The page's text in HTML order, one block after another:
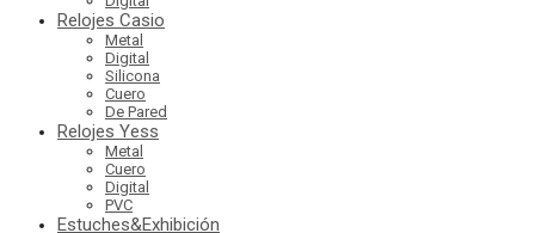
Relojes Casio
Metal
Digital
Silicona
Cuero
De Pared
Relojes Yess
Metal
Cuero
Digital
PVC
Estuches&Exhibición